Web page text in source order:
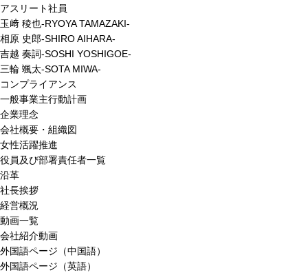
アスリート社員
玉﨑 稜也-RYOYA TAMAZAKI-
相原 史郎-SHIRO AIHARA-
吉越 奏詞-SOSHI YOSHIGOE-
三輪 颯太-SOTA MIWA-
コンプライアンス
一般事業主行動計画
企業理念
会社概要・組織図
女性活躍推進
役員及び部署責任者一覧
沿革
社長挨拶
経営概況
動画一覧
会社紹介動画
外国語ページ（中国語）
外国語ページ（英語）